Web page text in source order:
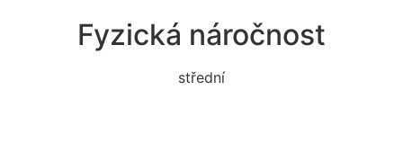
Fyzická náročnost
střední